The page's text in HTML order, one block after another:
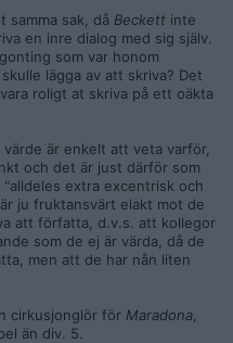
samma sak, då Beckett inte
en inre dialog med sig själv.
som var honom
lägga av att skriva? Det
roligt at skriva på ett oäkta
är enkelt att veta varför,
och det är just därför som
extra excentrisk och
ju fruktansvärt elakt mot de
att författa, d.v.s. att kollegor
som de ej är värda, då de
men att de har nån liten
cirkusjonglör för Maradona
än div. 5.